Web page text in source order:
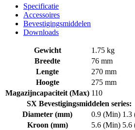
Specificatie
Accessoires
Bevestigingsmiddelen
Downloads
Gewicht
1.75 kg
Breedte
76 mm
Lengte
270 mm
Hoogte
275 mm
Magazijncapaciteit (Max) 110
SX Bevestigingsmiddelen series:
Diameter (mm)
0.9 (Min) 1.3
Kroon (mm)
5.6 (Min) 5.6